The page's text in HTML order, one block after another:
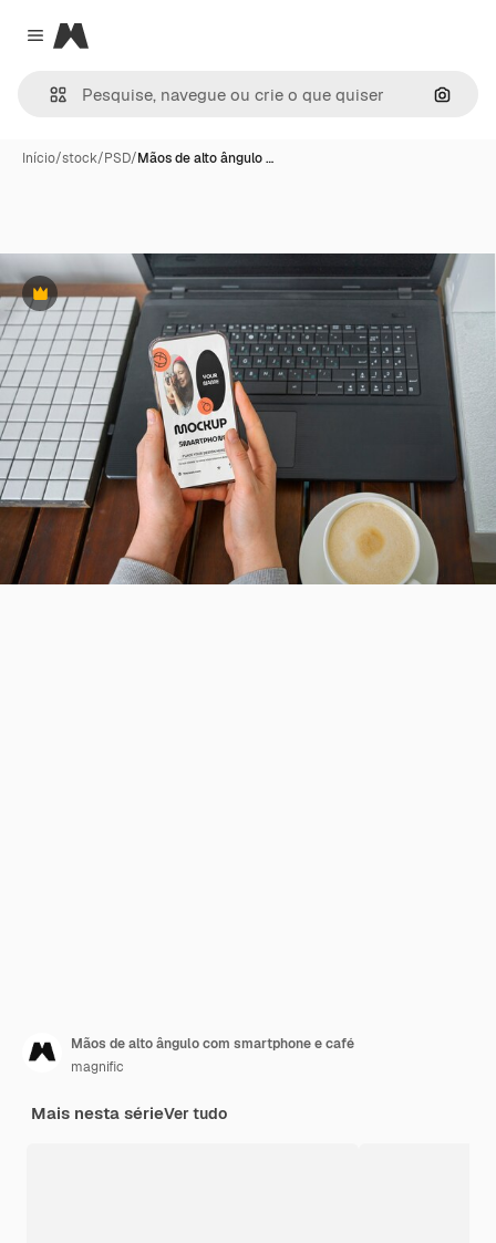
Close menu
Magnific
Início/stock/PSD/Mãos de alto ângulo …
Premium
Mãos de alto ângulo com smartphone e café
magnific
Mais nesta sérieVer tudo